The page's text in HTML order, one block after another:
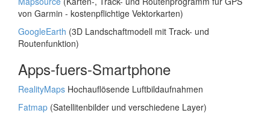
von Garmin - kostenpflichtige Vektorkarten)
GoogleEarth (3D Landschaftmodell mit Track- und
Routenfunktion)
Apps-fuers-Smartphone
RealityMaps Hochauflösende Luftbildaufnahmen
Fatmap (Satellitenbilder und verschiedene Layer)